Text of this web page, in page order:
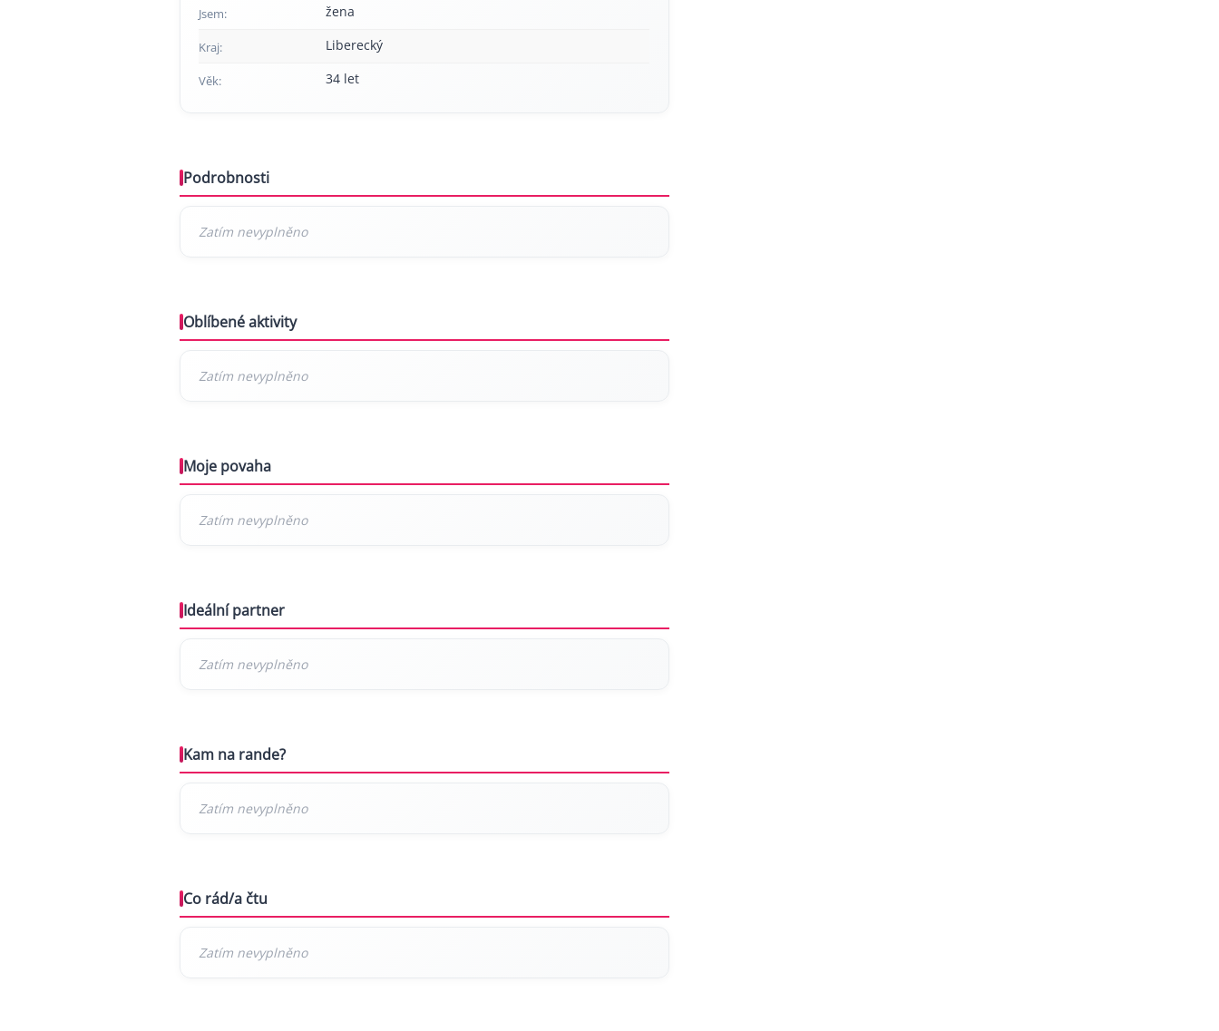
Jsem: žena
Kraj: Liberecký
Věk: 34 let
Podrobnosti
Oblíbené aktivity
Moje povaha
Ideální partner
Kam na rande?
Co rád/a čtu